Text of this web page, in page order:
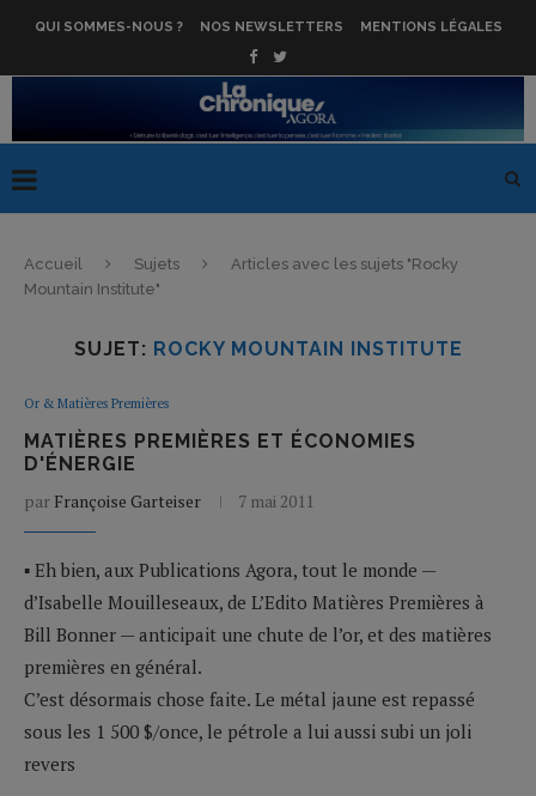
QUI SOMMES-NOUS ? NOS NEWSLETTERS MENTIONS LÉGALES
Accueil Sujets
Articles avec les sujets "Rocky
Mountain Institute"
SUJET: ROCKY MOUNTAIN INSTITUTE
Or & Matières Premières
MATIÈRES PREMIÈRES ET ÉCONOMIES
D'ÉNERGIE
par Françoise Garteiser 7 mai 2011
▪ Eh bien, aux Publications Agora, tout le monde —
d’Isabelle Mouilleseaux, de L’Edito Matières Premières à
Bill Bonner — anticipait une chute de l’or, et des matières
premières en général.
C’est désormais chose faite. Le métal jaune est repassé
sous les 1 500 $/once, le pétrole a lui aussi subi un joli
revers